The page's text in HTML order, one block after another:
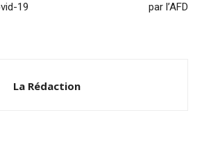
19
par l’AFD
La Rédaction